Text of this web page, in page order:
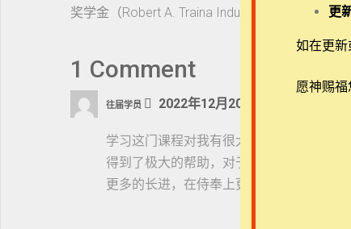
奖学金（Robert A. Traina Inductive Bible Study
1 Comment
往届学员 2022年12月20日
学习这门课程对我有很大的帮助，在传讲
得到了极大的帮助，对于如何去查经有了
更多的长进，在侍奉上更能讨主的喜悦。
更
如在更新
愿神赐福